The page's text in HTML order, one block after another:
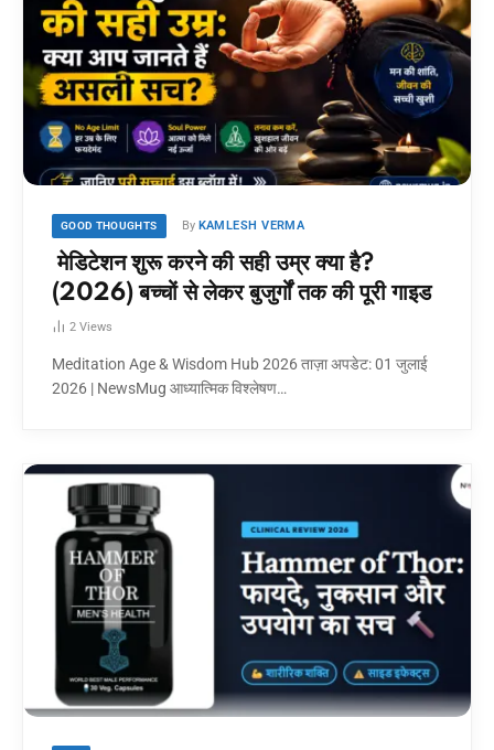
GOOD THOUGHTS By KAMLESH VERMA
मेडिटेशन शुरू करने की सही उम्र क्या है?
(2026) बच्चों से लेकर बुजुर्गों तक की पूरी गाइड
2 Views
Meditation Age & Wisdom Hub 2026 ताज़ा अपडेट: 01 जुलाई
2026 | NewsMug आध्यात्मिक विश्लेषण…